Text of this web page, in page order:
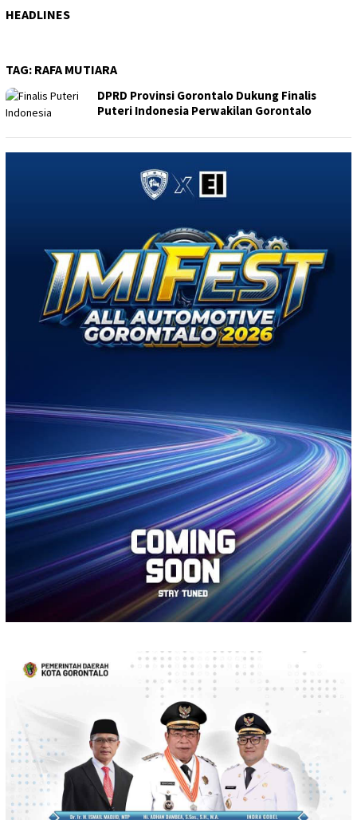
HEADLINES
TAG: RAFA MUTIARA
DPRD Provinsi Gorontalo Dukung Finalis
Puteri Indonesia Perwakilan Gorontalo